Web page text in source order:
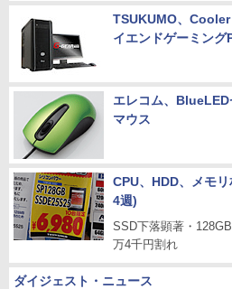
TSUKUMO、
イエンドゲーミング
エレコム、
マウス
CPU、HDD、メモ
4週)
SSD下落顕著・
万4千円割れ
ダイジェスト・ニュース